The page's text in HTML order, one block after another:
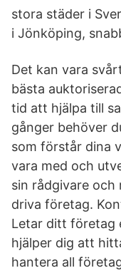
stora städer i
i Jönköping,
Det kan vara
bästa
tid att hjälpa till
gånger behöver
som förstår dina
vara med och
sin rådgivare
driva företag.
Letar ditt företag
hjälper dig att
hantera all